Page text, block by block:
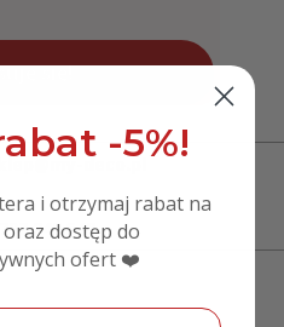
się!
deco.pl
797 248 548
-5%!
i otrzymaj rabat na
dostęp do
ofert ❤️